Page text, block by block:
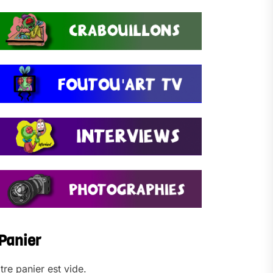
panier est vide.